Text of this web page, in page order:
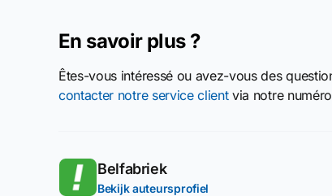
En savoir plus ?
Êtes-vous intéressé ou avez-vous des
contacter notre service clientvia notre
Belfabriek
Bekijk auteursprofiel